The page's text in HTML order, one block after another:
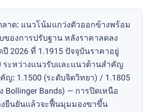
ลาด: แนวโน้มแกว่งตัวออกข้างพร้อม
ของการปรับฐาน หลังราคาลดลง
ปี 2026 ที่ 1.1915 ปัจจุบันราคาอยู่
ระหว่างแนวรับและแนวต้านสำคัญ
ญ: 1.1500 (ระดับจิตวิทยา) / 1.1805
Bollinger Bands) — การปิดเหนือ
งยืนยันแล้วจะฟื้นมุมมองขาขึ้น